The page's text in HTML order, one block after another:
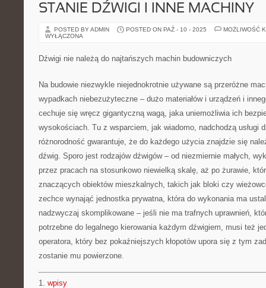
STANIE DŹWIGI I INNE MACHINY
POSTED BY ADMIN POSTED ON PAŹ - 10 - 2025
MOŻLIWOŚĆ
WYŁĄCZONA
Dźwigi nie należą do najtańszych machin budowniczych
Na budowie niezwykle niejednokrotnie używane są przeróżne
wypadkach niebezużyteczne – dużo materiałów i urządzeń i
cechuje się wręcz gigantyczną wagą, jaka uniemożliwia ich
wysokościach. Tu z wsparciem, jak wiadomo, nadchodzą usługi
różnorodność gwarantuje, że do każdego użycia znajdzie się
dźwig. Sporo jest rodzajów dźwigów – od niezmiernie małych,
przez pracach na stosunkowo niewielką skalę, aż po żurawie,
znaczących obiektów mieszkalnych, takich jak bloki czy
zechce wynająć jednostka prywatna, która do wykonania ma
nadzwyczaj skomplikowane – jeśli nie ma trafnych uprawnień,
potrzebne do legalnego kierowania każdym dźwigiem, musi też
operatora, który bez pokaźniejszych kłopotów upora się z tym
zostanie mu powierzone.
1. wpisy